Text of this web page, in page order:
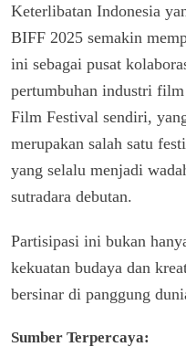
Keterlibatan Indonesia
BIFF 2025 semakin
ini sebagai pusat
pertumbuhan industri
Film Festival sendiri,
merupakan salah satu
yang selalu menjadi
sutradara debutan.
Partisipasi ini bukan
kekuatan budaya dan
bersinar di panggung
Sumber Terpercaya: